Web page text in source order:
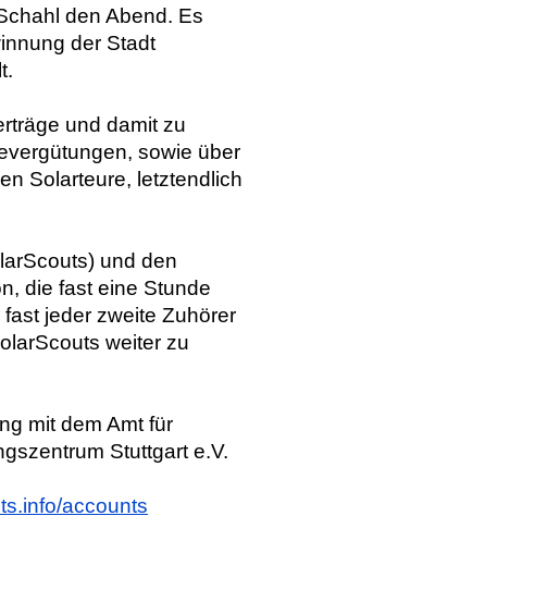
den Abend. Es
der Stadt
und damit zu
sowie über
Solarteure, letztendlich
und den
die fast eine Stunde
jeder zweite Zuhörer
weiter zu
mit dem Amt für
Stuttgart e.V.
accounts